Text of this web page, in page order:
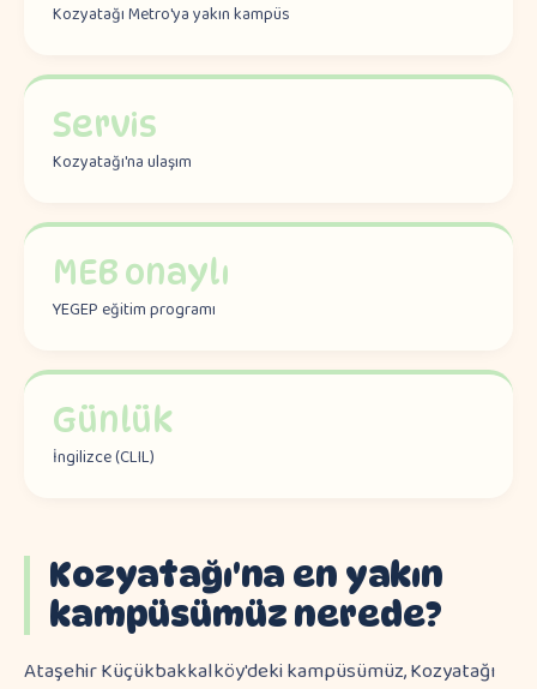
Kozyatağı Metro'ya yakın kampüs
Servis
Kozyatağı'na ulaşım
MEB onaylı
YEGEP eğitim programı
Günlük
İngilizce (CLIL)
Kozyatağı'na en yakın
kampüsümüz nerede?
Ataşehir Küçükbakkalköy'deki kampüsümüz, Kozyatağı